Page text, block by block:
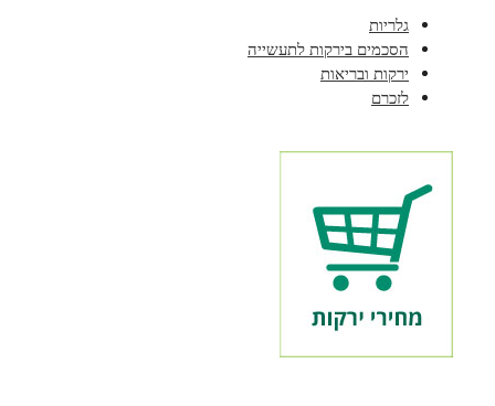
גלריות
הסכמים בירקות לתעשייה
ירקות ובריאות
לזכרם